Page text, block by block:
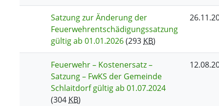
Satzung zur Änderung der
Feuerwehrentschädigungssatzung
gültig ab 01.01.2026(293KB)
Feuerwehr – Kostenersatz –
Satzung – FwKS der Gemeinde
Schlaitdorf gültig ab 01.07.2024
(304KB)